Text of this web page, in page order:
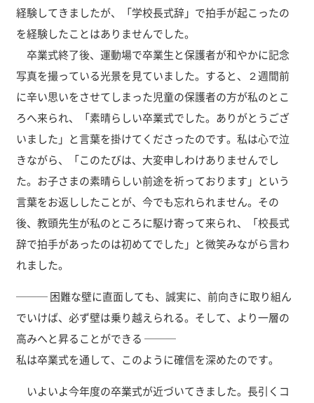
経験してきましたが、「学校長式辞」で拍手が起こったの
を経験したことはありませんでした。
卒業式終了後、運動場で卒業生と保護者が和やかに記念
写真を撮っている光景を見ていました。すると、２週間前
に辛い思いをさせてしまった児童の保護者の方が私のとこ
ろへ来られ、「素晴らしい卒業式でした。ありがとうござ
いました」と言葉を掛けてくださったのです。私は心で泣
きながら、「このたびは、大変申しわけありませんでし
た。お子さまの素晴らしい前途を祈っております」という
言葉をお返ししたことが、今でも忘れられません。その
後、教頭先生が私のところに駆け寄って来られ、「校長式
辞で拍手があったのは初めてでした」と微笑みながら言わ
れました。
─── 困難な壁に直面しても、誠実に、前向きに取り組ん
でいけば、必ず壁は乗り越えられる。そして、より一層の
高みへと昇ることができる ───
私は卒業式を通して、このように確信を深めたのです。
いよいよ今年度の卒業式が近づいてきました。長引くコ